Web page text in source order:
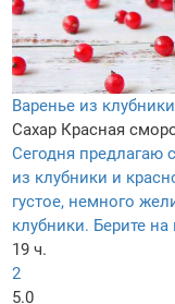
Варенье из
Сахар Красная
Сегодня предлагаю
из клубники и
густое, немного
клубники. Берите
19 ч.
2
5.0